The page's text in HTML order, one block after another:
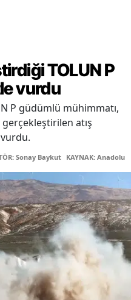
TOLUN P
vurdu
P güdümlü mühimmatı,
atış
Sonay Baykut KAYNAK: Anadolu